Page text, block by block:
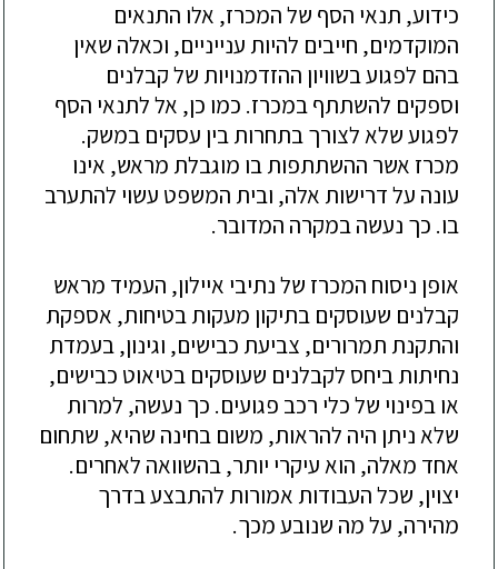
כידוע, תנאי הסף של המכרז, אלו התנאים
המוקדמים, חייבים להיות ענייניים, וכאלה שאין
בהם לפגוע בשוויון ההזדמנויות של קבלנים
וספקים להשתתף במכרז. כמו כן, אל לתנאי הסף
לפגוע שלא לצורך בתחרות בין עסקים במשק.
מכרז אשר ההשתתפות בו מוגבלת מראש, אינו
עונה על דרישות אלה, ובית המשפט עשוי להתערב
בו. כך נעשה במקרה המדובר.
אופן ניסוח המכרז של נתיבי איילון, העמיד מראש
קבלנים שעוסקים בתיקון מעקות בטיחות, אספקת
והתקנת תמרורים, צביעת כבישים, וגינון, בעמדת
נחיתות ביחס לקבלנים שעוסקים בטיאוט כבישים,
או בפינוי של כלי רכב פגועים. כך נעשה, למרות
שלא ניתן היה להראות, משום בחינה שהיא, שתחום
אחד מאלה, הוא עיקרי יותר, בהשוואה לאחרים.
יצוין, שכל העבודות אמורות להתבצע בדרך
מהירה, על מה שנובע מכך.